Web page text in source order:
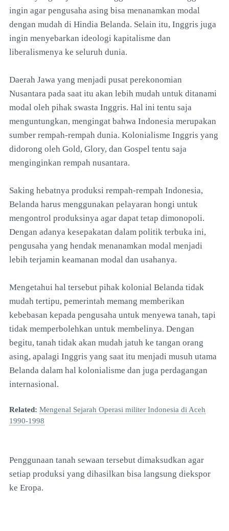
ingin agar pengusaha asing bisa menanamkan modal
dengan mudah di Hindia Belanda. Selain itu, Inggris juga
ingin menyebarkan ideologi kapitalisme dan
liberalismenya ke seluruh dunia.
Daerah Jawa yang menjadi pusat perekonomian
Nusantara pada saat itu akan lebih mudah untuk ditanami
modal oleh pihak swasta Inggris. Hal ini tentu saja
menguntungkan, mengingat bahwa Indonesia merupakan
sumber rempah-rempah dunia. Kolonialisme Inggris yang
didorong oleh Gold, Glory, dan Gospel tentu saja
menginginkan rempah nusantara.
Saking hebatnya produksi rempah-rempah Indonesia,
Belanda harus menggunakan pelayaran hongi untuk
mengontrol produksinya agar dapat tetap dimonopoli.
Dengan adanya kesepakatan dalam politik terbuka ini,
pengusaha yang hendak menanamkan modal menjadi
lebih terjamin keamanan modal dan usahanya.
Mengetahui hal tersebut pihak kolonial Belanda tidak
mudah tertipu, pemerintah memang memberikan
kebebasan kepada pengusaha untuk menyewa tanah, tapi
tidak memperbolehkan untuk membelinya. Dengan
begitu, tanah tidak akan mudah jatuh ke tangan orang
asing, apalagi Inggris yang saat itu menjadi musuh utama
Belanda dalam hal kolonialisme dan juga perdagangan
internasional.
Related: Mengenal Sejarah Operasi militer Indonesia di Aceh
1990-1998
Penggunaan tanah sewaan tersebut dimaksudkan agar
setiap produksi yang dihasilkan bisa langsung diekspor
ke Eropa.